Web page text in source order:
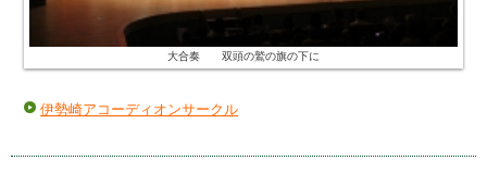
大合奏 双頭の鷲の旗の下に
伊勢崎アコーディオンサークル